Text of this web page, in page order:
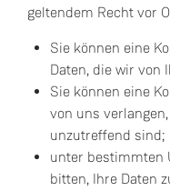
geltendem Recht vor
Sie können eine
Daten, die wir von
Sie können eine
von uns
unzutreffend sind;
unter bestimmten
bitten, Ihre Daten